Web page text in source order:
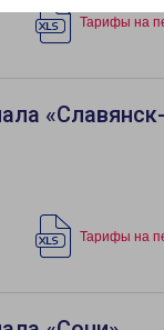
Тарифы на
Тарифы на